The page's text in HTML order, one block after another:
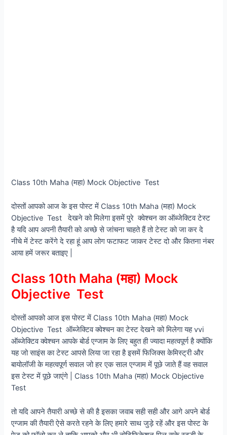
Class 10th Maha (महा) Mock Objective Test
दोस्तों आपको आज के इस पोस्ट में Class 10th Maha (महा) Mock
Objective Test देखने को मिलेगा इसमें पुरे क्वेश्चन का ऑब्जेक्टिव टेस्ट
है यदि आप अपनी तैयारी को अच्छे से जांचना चाहते हैं तो टेस्ट को जा कर दे
नीचे में टेस्ट करेंगे दे रहा हूं आप लोग फटाफट जाकर टेस्ट दो और कितना नंबर
आया हमें जरूर बताइए |
Class 10th Maha (महा) Mock
Objective Test
दोस्तों आपको आज इस पोस्ट में Class 10th Maha (महा) Mock
Objective Test ऑब्जेक्टिव क्वेश्चन का टेस्ट देखने को मिलेगा यह vvi
ऑब्जेक्टिव क्वेश्चन आपके बोर्ड एग्जाम के लिए बहुत ही ज्यादा महत्वपूर्ण है क्योंकि
यह जो साइंस का टेस्ट आपसे लिया जा रहा है इसमें फिजिक्स केमिस्ट्री और
बायोलॉजी के महत्वपूर्ण सवाल जो हर एक साल एग्जाम में पूछे जाते हैं वह सवाल
इस टेस्ट में पूछे जाएंगे | Class 10th Maha (महा) Mock Objective
Test
तो यदि आपने तैयारी अच्छे से की है इसका जवाब सही सही और आगे अपने बोर्ड
एग्जाम की तैयारी ऐसे करते रहने के लिए हमारे साथ जुड़े रहें और इस पोस्ट के